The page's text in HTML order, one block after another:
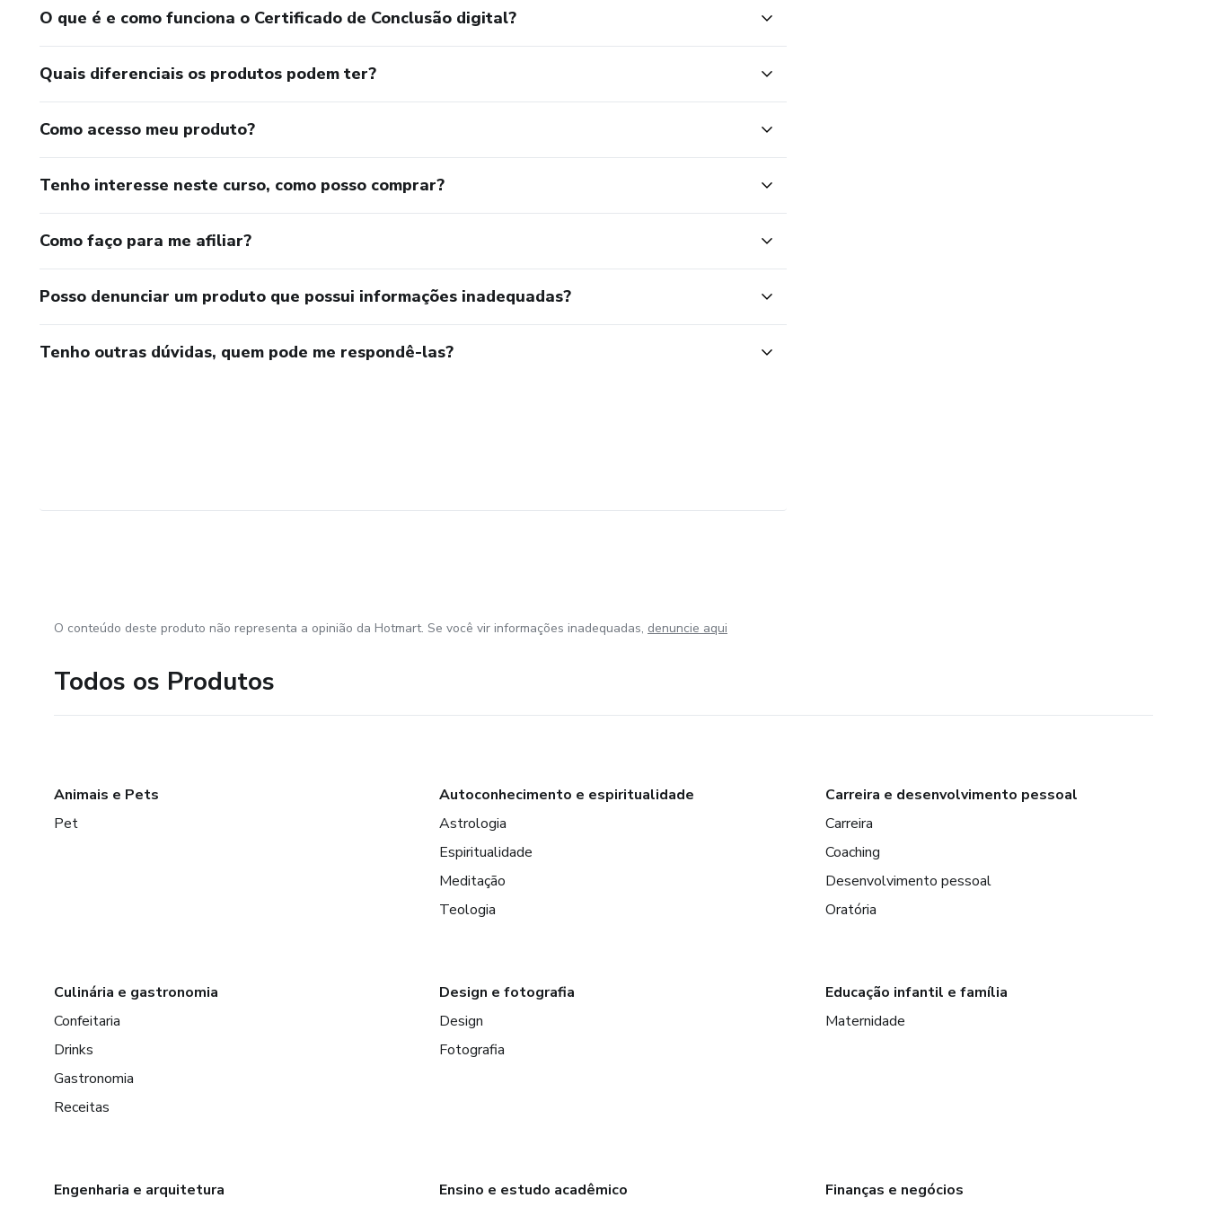
O que é e como funciona o Certificado de Conclusão digital?
Quais diferenciais os produtos podem ter?
Como acesso meu produto?
Tenho interesse neste curso, como posso comprar?
Como faço para me afiliar?
Posso denunciar um produto que possui informações inadequadas?
Tenho outras dúvidas, quem pode me respondê-las?
O conteúdo deste produto não representa a opinião da Hotmart. Se você vir informações inadequadas, denuncie aqui
Todos os Produtos
Animais e Pets
Pet
Autoconhecimento e espiritualidade
Astrologia
Espiritualidade
Meditação
Teologia
Carreira e desenvolvimento pessoal
Carreira
Coaching
Desenvolvimento pessoal
Oratória
Culinária e gastronomia
Confeitaria
Drinks
Gastronomia
Receitas
Design e fotografia
Design
Fotografia
Educação infantil e família
Maternidade
Engenharia e arquitetura Ensino e estudo acadêmico Finanças e negócios